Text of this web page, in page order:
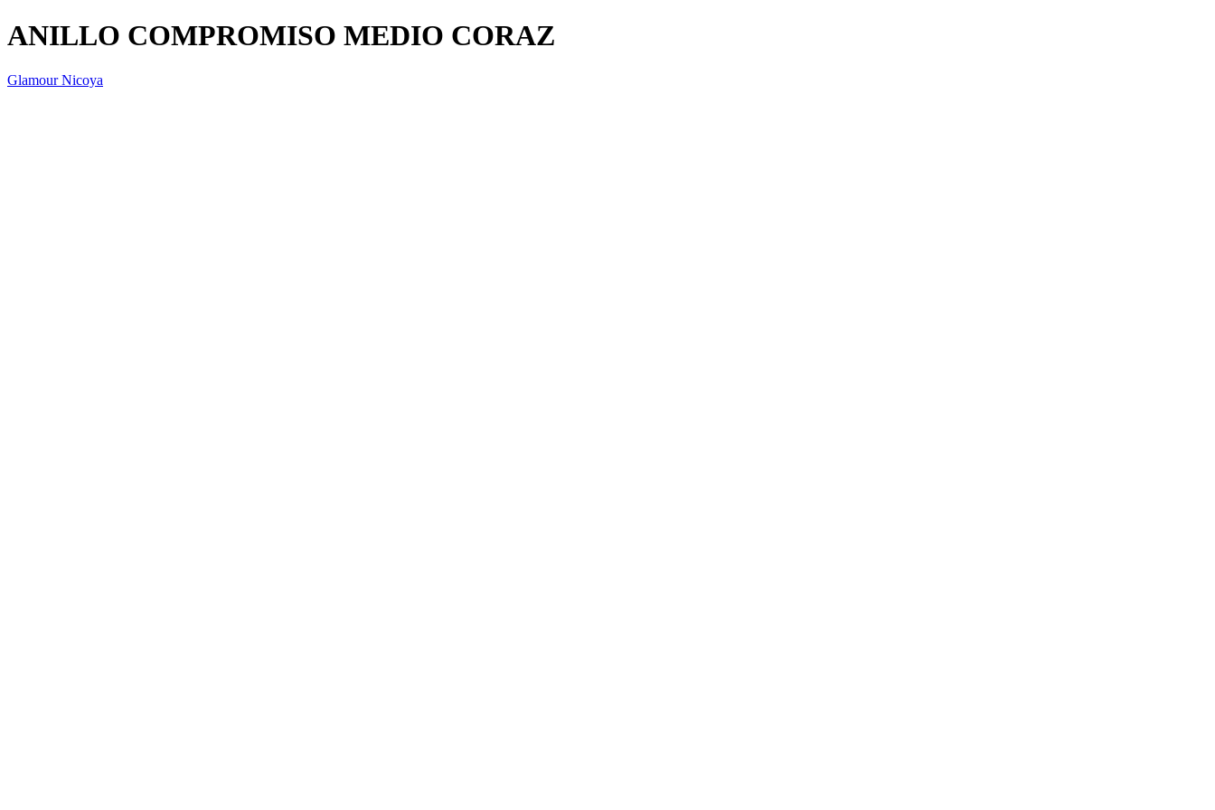
ANILLO COMPROMISO MEDIO CORAZ
Glamour Nicoya